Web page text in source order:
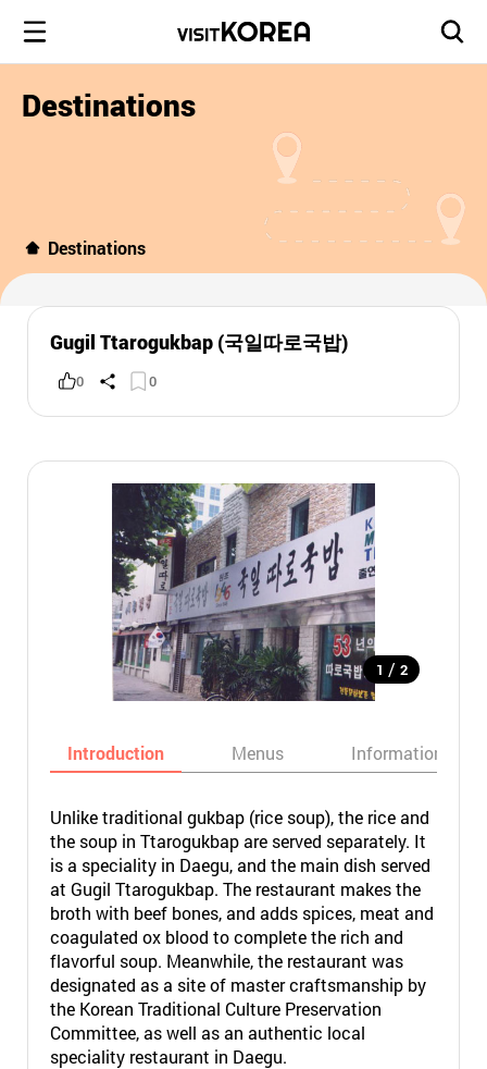
Destinations
Destinations
Gugil Ttarogukbap (국일따로국밥)
0 0
1 / 2
Introduction Menus Informations
Unlike traditional gukbap (rice soup), the rice and
the soup in Ttarogukbap are served separately. It
is a speciality in Daegu, and the main dish served
at Gugil Ttarogukbap. The restaurant makes the
broth with beef bones, and adds spices, meat and
coagulated ox blood to complete the rich and
flavorful soup. Meanwhile, the restaurant was
designated as a site of master craftsmanship by
the Korean Traditional Culture Preservation
Committee, as well as an authentic local
speciality restaurant in Daegu.